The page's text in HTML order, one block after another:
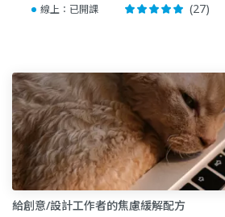
線上： 已開課
(27)
給創意/設計工作者的焦慮緩解配方